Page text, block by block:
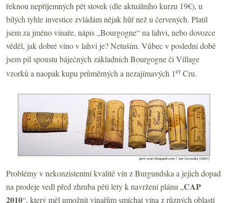
řeknou nepříjemných pět stovek (dle aktuálního kurzu 19€), u
bílých tyhle investice zvládám nějak hůř než u červených. Platil
jsem za jméno vinaře, nápis „Bourgogne“ na lahvi, nebo dovozce
věděl, jak dobré víno v lahvi je? Netuším. Vůbec v poslední době
jsem pil spoustu báječných základních Bourgogne či Village
vzorků a naopak kupu průměrných a nezajímavých 1erCru.
Problémy v nekonzistentní kvalitě vín z Burgundska a jejich dopad
na prodeje vedl před zhruba pěti lety k navržení plánu „CAP
2010“, který měl umožnit vinařům smíchat vína z různých oblastí